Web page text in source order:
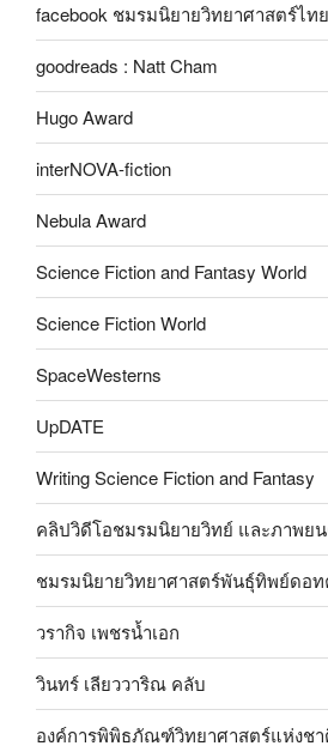
facebook ชมรมนิยายวิทยาศาสตร์ไทย
goodreads : Natt Cham
Hugo Award
interNOVA-fiction
Nebula Award
Science Fiction and Fantasy World
Science Fiction World
SpaceWesterns
UpDATE
Writing Science Fiction and Fantasy
คลิปวิดีโอชมรมนิยายวิทย์ และภาพย
ชมรมนิยายวิทยาศาสตร์พันธุ์ทิพย์ดอ
วรากิจ เพชรน้ำเอก
วินทร์ เลียววาริณ คลับ
องค์การพิพิธภัณฑ์วิทยาศาสตร์แห่งช